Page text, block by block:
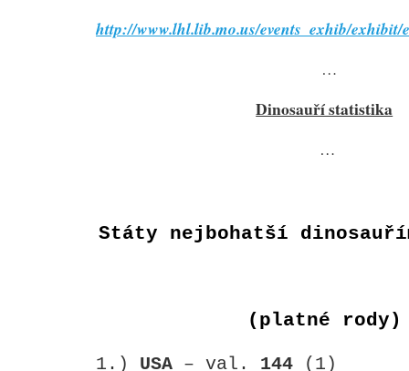
http://www.lhl.lib.mo.us/events_exhib/exhibit/
…
Dinosauří statistika
…
Státy nejbohatší
(platné rody)
1.) USA – val. 144 (1)